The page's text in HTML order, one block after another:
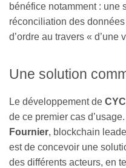
bénéfice notamment : une
réconciliation des
d’ordre au travers «
Une solution
Le développement de
de ce premier cas
Fournier, blockchain
est de concevoir une
des différents acteurs, en